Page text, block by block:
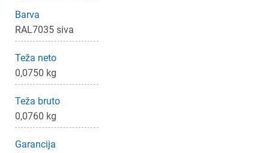
Barva
RAL7035 siva
Teža neto
0,0750 kg
Teža bruto
0,0760 kg
Garancija